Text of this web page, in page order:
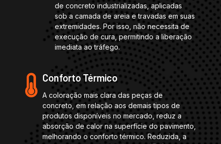
de concreto industrializadas, aplicadas
sob a camada de areia e travadas em suas
extremidades. Por isso, não necessita de
execução de cura, permitindo a liberação
imediata ao tráfego.
Conforto Térmico
A coloração mais clara das peças de
concreto, em relação aos demais tipos de
produtos disponíveis no mercado, reduz a
absorção de calor na superfície do pavimento,
melhorando o conforto térmico. Reduzida, a